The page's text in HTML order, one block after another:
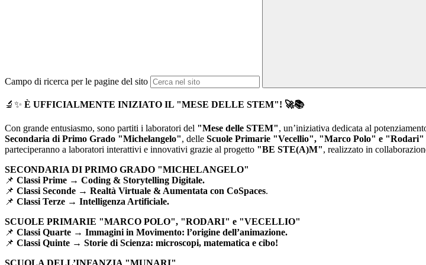
Campo di ricerca per le pagine del sito
🔬✨ È UFFICIALMENTE INIZIATO IL "MESE DELLE STEM"! 🚀📚
Con grande entusiasmo, sono partiti i laboratori del "Mese delle STEM", un’iniziativa dedicata al
Secondaria di Primo Grado "Michelangelo", delle Scuole Primarie "Vecellio", "Marco Polo" e "Rodari"
parteciperanno a laboratori interattivi e innovativi grazie al progetto "BE STE(A)M", realizzato in
SECONDARIA DI PRIMO GRADO "MICHELANGELO"
📌 Classi Prime → Coding & Storytelling Digitale.
📌 Classi Seconde → Realtà Virtuale & Aumentata con CoSpaces.
📌 Classi Terze → Intelligenza Artificiale.
SCUOLE PRIMARIE "MARCO POLO", "RODARI" e "VECELLIO"
📌 Classi Quarte → Immagini in Movimento: l’origine dell’animazione.
📌 Classi Quinte → Storie di Scienza: microscopi, matematica e cibo!